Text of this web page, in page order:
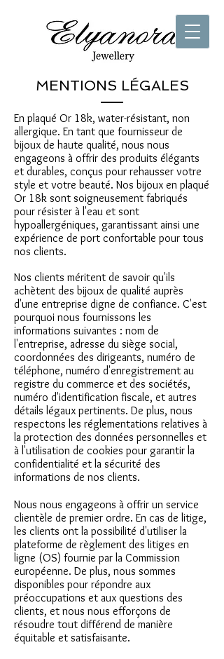
MENTIONS LÉGALES
En plaqué Or 18k, water-résistant, non
allergique. En tant que fournisseur de
bijoux de haute qualité, nous nous
engageons à offrir des produits élégants
et durables, conçus pour rehausser votre
style et votre beauté. Nos bijoux en plaqué
Or 18k sont soigneusement fabriqués
pour résister à l'eau et sont
hypoallergéniques, garantissant ainsi une
expérience de port confortable pour tous
nos clients.
Nos clients méritent de savoir qu'ils
achètent des bijoux de qualité auprès
d'une entreprise digne de confiance. C'est
pourquoi nous fournissons les
informations suivantes : nom de
l'entreprise, adresse du siège social,
coordonnées des dirigeants, numéro de
téléphone, numéro d'enregistrement au
registre du commerce et des sociétés,
numéro d'identification fiscale, et autres
détails légaux pertinents. De plus, nous
respectons les réglementations relatives à
la protection des données personnelles et
à l'utilisation de cookies pour garantir la
confidentialité et la sécurité des
informations de nos clients.
Nous nous engageons à offrir un service
clientèle de premier ordre. En cas de litige,
les clients ont la possibilité d'utiliser la
plateforme de règlement des litiges en
ligne (OS) fournie par la Commission
européenne. De plus, nous sommes
disponibles pour répondre aux
préoccupations et aux questions des
clients, et nous nous efforçons de
résoudre tout différend de manière
équitable et satisfaisante.